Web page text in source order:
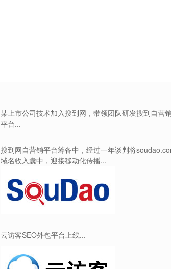
某上市公司技术加入搜到网，带领团队研发搜到自营销
平台...
搜到网自营销平台筹备中，经过一年谈判将
域名收入囊中，迎接移动化传播...
云访客SEO外包平台上线...